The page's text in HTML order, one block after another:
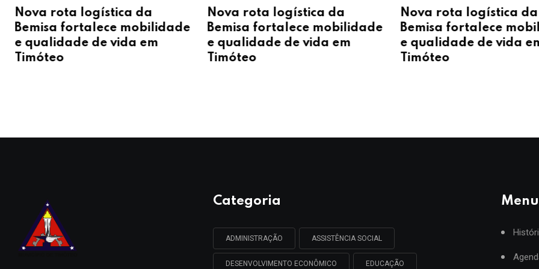
Nova rota logística da
Bemisa fortalece mobilidade
e qualidade de vida em
Timóteo
Nova rota logística da
Bemisa fortalece mobilidade
e qualidade de vida em
Timóteo
Nova rota logística da
Bemisa fortalece
e qualidade de vida
Timóteo
Categoria
ADMINISTRAÇÃO ASSISTÊNCIA SOCIAL
DESENVOLVIMENTO ECONÔMICO EDUCAÇÃO
Menu